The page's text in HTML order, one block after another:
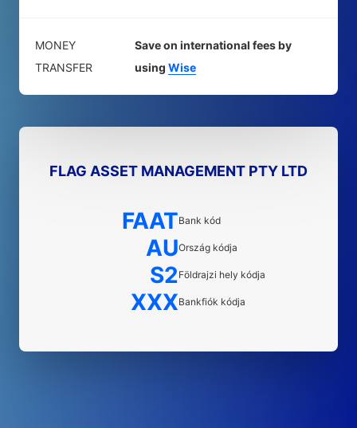
MONEY
TRANSFER
Save on international fees by
using Wise
FLAG ASSET MANAGEMENT PTY LTD
FAATBank kód
AUOrszág kódja
S2Földrajzi hely kódja
XXXBankfiók kódja